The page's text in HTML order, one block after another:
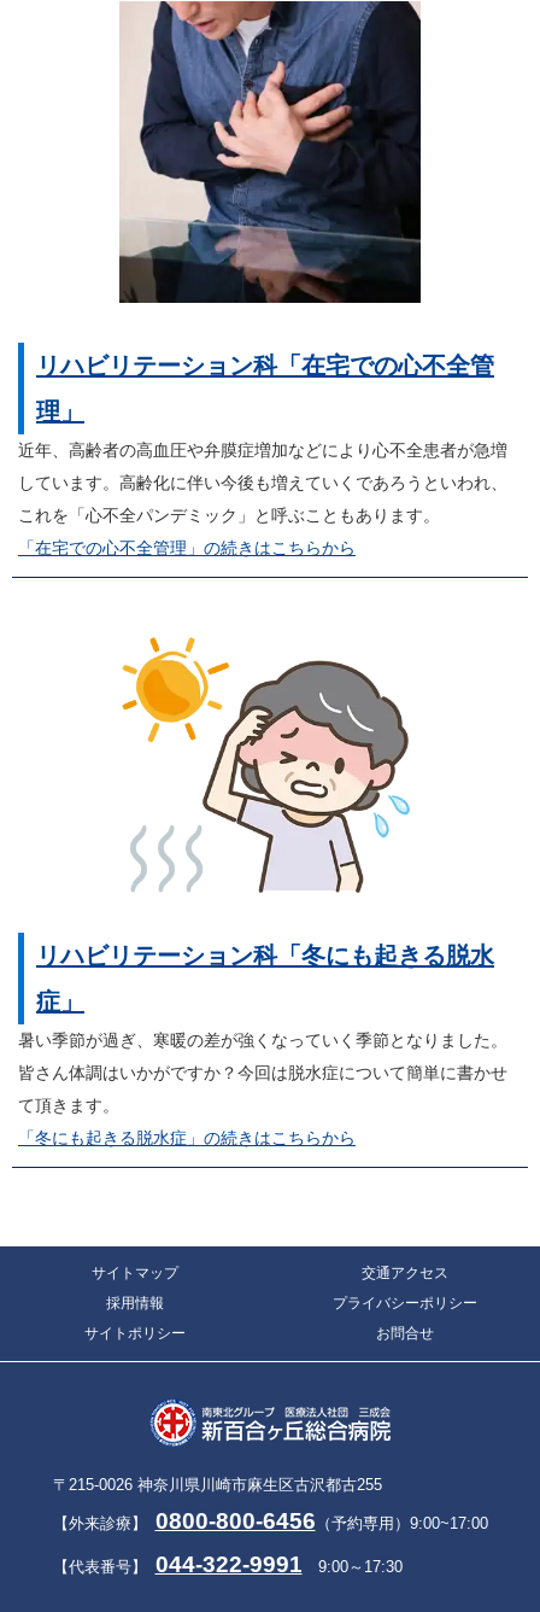
リハビリテーション科「在宅での心不全管
理」
近年、高齢者の高血圧や弁膜症増加などにより心不全患者が急増
しています。高齢化に伴い今後も増えていくであろうといわれ、
これを「心不全パンデミック」と呼ぶこともあります。
「在宅での心不全管理」の続きはこちらから
リハビリテーション科「冬にも起きる脱水
症」
暑い季節が過ぎ、寒暖の差が強くなっていく季節となりました。
皆さん体調はいかがですか？今回は脱水症について簡単に書かせ
て頂きます。
「冬にも起きる脱水症」の続きはこちらから
サイトマップ 交通アクセス
採用情報 プライバシーポリシー
サイトポリシー お問合せ
〒215-0026 神奈川県川崎市麻生区古沢都古255
【外来診療】 0800-800-6456 （予約専用）9:00~17:00
【代表番号】 044-322-9991 9:00～17:30